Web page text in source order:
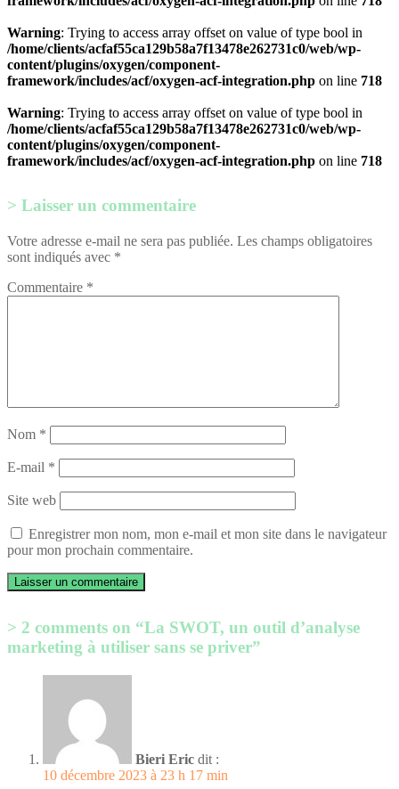
Warning: Trying to access array offset on value of type bool in
/home/clients/acfaf55ca129b58a7f13478e262731c0/web/wp-
content/plugins/oxygen/component-
framework/includes/acf/oxygen-acf-integration.php on line 718
Warning: Trying to access array offset on value of type bool in
/home/clients/acfaf55ca129b58a7f13478e262731c0/web/wp-
content/plugins/oxygen/component-
framework/includes/acf/oxygen-acf-integration.php on line 718
Laisser un commentaire
Votre adresse e-mail ne sera pas publiée. Les champs obligatoires
sont indiqués avec *
Commentaire *
Nom *
E-mail *
Site web
Enregistrer mon nom, mon e-mail et mon site dans le navigateur
pour mon prochain commentaire.
2 comments on “La SWOT, un outil d’analyse
marketing à utiliser sans se priver”
Bieri Eric dit :
10 décembre 2023 à 23 h 17 min